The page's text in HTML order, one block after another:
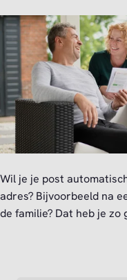
Wil je je post
adres? Bijvoorbeeld na
de familie? Dat heb je zo